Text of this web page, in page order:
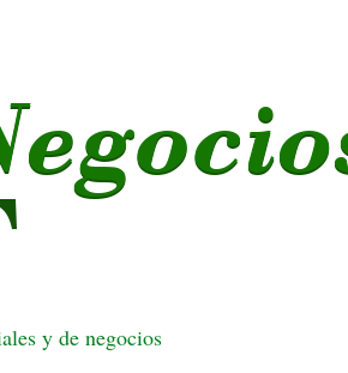
y de negocios